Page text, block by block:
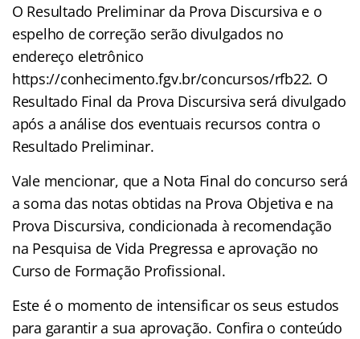
O Resultado Preliminar da Prova Discursiva e o
espelho de correção serão divulgados no
endereço eletrônico
https://conhecimento.fgv.br/concursos/rfb22. O
Resultado Final da Prova Discursiva será divulgado
após a análise dos eventuais recursos contra o
Resultado Preliminar.
Vale mencionar, que a Nota Final do concurso será
a soma das notas obtidas na Prova Objetiva e na
Prova Discursiva, condicionada à recomendação
na Pesquisa de Vida Pregressa e aprovação no
Curso de Formação Profissional.
Este é o momento de intensificar os seus estudos
para garantir a sua aprovação. Confira o conteúdo